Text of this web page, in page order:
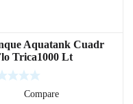
Aquatank Cuadr
Trica1000 Lt
Compare